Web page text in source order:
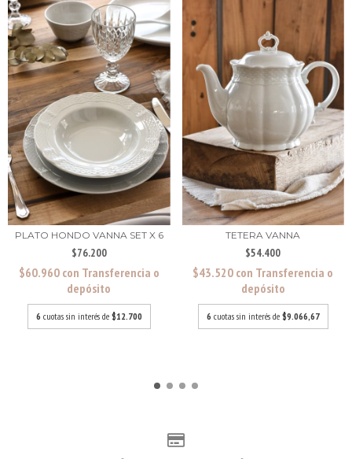
PLATO HONDO VANNA SET X 6
$76.200
$60.960 con Transferencia o
depósito
6 cuotas sin interés de $12.700
TETERA VANNA
$54.400
$43.520 con Transferencia o
depósito
6 cuotas sin interés de $9.066,67